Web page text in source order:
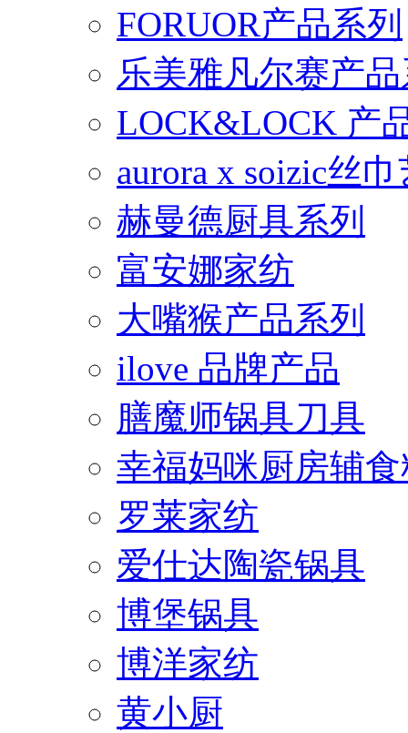
FORUOR产品系列
乐美雅凡尔赛产
LOCK&LOCK 产
aurora x soizic丝
赫曼德厨具系列
富安娜家纺
大嘴猴产品系列
ilove 品牌产品
膳魔师锅具刀具
幸福妈咪厨房辅
罗莱家纺
爱仕达陶瓷锅具
博堡锅具
博洋家纺
黄小厨